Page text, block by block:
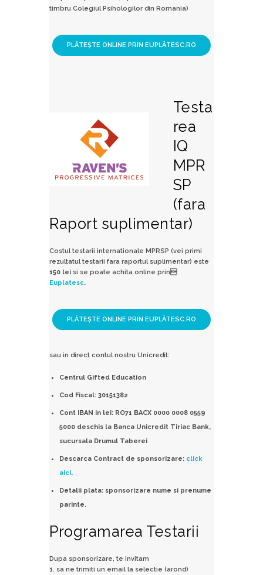
timbru Colegiul Psihologilor din Romania)
Testa
rea
IQ
MPR
SP
(fara
Raport suplimentar)
Costul testarii internationale MPRSP (vei primi
rezultatul testarii fara raportul suplimentar) este
150 lei si se poate achita online prin
Euplatesc.
sau in direct contul nostru Unicredit:
Centrul Gifted Education
Cod Fiscal: 30151382
Cont IBAN in lei: RO71 BACX 0000 0008 0559
5000 deschis la Banca Unicredit Tiriac Bank,
sucursala Drumul Taberei
Descarca Contract de sponsorizare: click
aici.
Detalii plata: sponsorizare nume si prenume
parinte.
Programarea Testarii
Dupa sponsorizare, te invitam
1. sa ne trimiti un email la selectie (arond)